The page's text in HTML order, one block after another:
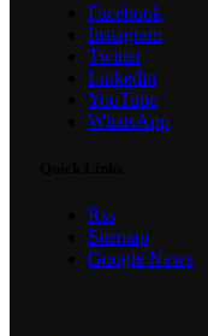
Facebook
Instagram
Twitter
Linkedin
YouTube
WhatsApp
Rss
Sitemap
Google News